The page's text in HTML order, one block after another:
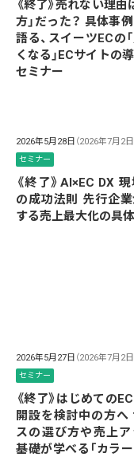
《終了》売れない理由
方」だった？ 具体事
語る、スイーツECの
くなる」ECサイトの
セミナー
2026年5月28日 （2026年7月2日
セミナー
《終了》AI×EC DX
の成功法則 先行企
する売上最大化の具
2026年5月27日 （2026年7月2日
セミナー
《終了》はじめての
開設を検討中の方へ
スの選び方や売上ア
基礎が学べる「カラ